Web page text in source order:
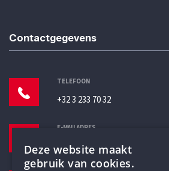
Contactgegevens
TELEFOON
+32 3 233 70 32
E-MAILADRES
Deze website maakt
gebruik van cookies.